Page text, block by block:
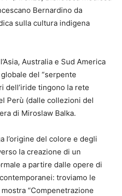
Bernardino da
sulla cultura indigena
Australia e Sud America
del “serpente
dell’iride tingono la rete
Perù (dalle collezioni del
di Miroslaw Balka.
l’origine del colore e degli
la creazione di un
a partire dalle opere di
troviamo le
“Compenetrazione